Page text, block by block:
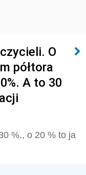
O
półtora
A to 30
%., o 20 % to ja